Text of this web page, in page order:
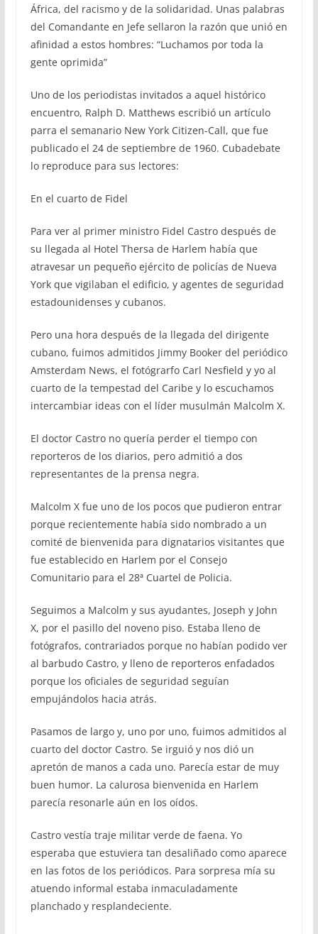
África, del racismo y de la solidaridad. Unas palabras
del Comandante en Jefe sellaron la razón que unió en
afinidad a estos hombres: “Luchamos por toda la
gente oprimida”
Uno de los periodistas invitados a aquel histórico
encuentro, Ralph D. Matthews escribió un artículo
parra el semanario New York Citizen-Call, que fue
publicado el 24 de septiembre de 1960. Cubadebate
lo reproduce para sus lectores:
En el cuarto de Fidel
Para ver al primer ministro Fidel Castro después de
su llegada al Hotel Thersa de Harlem había que
atravesar un pequeño ejército de policías de Nueva
York que vigilaban el edificio, y agentes de seguridad
estadounidenses y cubanos.
Pero una hora después de la llegada del dirigente
cubano, fuimos admitidos Jimmy Booker del periódico
Amsterdam News, el fotógrarfo Carl Nesfield y yo al
cuarto de la tempestad del Caribe y lo escuchamos
intercambiar ideas con el líder musulmán Malcolm X.
El doctor Castro no quería perder el tiempo con
reporteros de los diarios, pero admitió a dos
representantes de la prensa negra.
Malcolm X fue uno de los pocos que pudieron entrar
porque recientemente había sido nombrado a un
comité de bienvenida para dignatarios visitantes que
fue establecido en Harlem por el Consejo
Comunitario para el 28ª Cuartel de Policia.
Seguimos a Malcolm y sus ayudantes, Joseph y John
X, por el pasillo del noveno piso. Estaba lleno de
fotógrafos, contrariados porque no habían podido ver
al barbudo Castro, y lleno de reporteros enfadados
porque los oficiales de seguridad seguían
empujándolos hacia atrás.
Pasamos de largo y, uno por uno, fuimos admitidos al
cuarto del doctor Castro. Se irguió y nos dió un
apretón de manos a cada uno. Parecía estar de muy
buen humor. La calurosa bienvenida en Harlem
parecía resonarle aún en los oídos.
Castro vestía traje militar verde de faena. Yo
esperaba que estuviera tan desaliñado como aparece
en las fotos de los periódicos. Para sorpresa mía su
atuendo informal estaba inmaculadamente
planchado y resplandeciente.